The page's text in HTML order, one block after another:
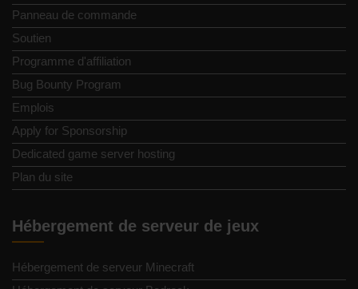
Panneau de commande
Soutien
Programme d'affiliation
Bug Bounty Program
Emplois
Apply for Sponsorship
Dedicated game server hosting
Plan du site
Hébergement de serveur de jeux
Hébergement de serveur Minecraft